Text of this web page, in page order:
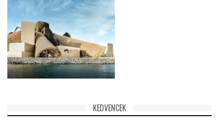
KEDVENCEK